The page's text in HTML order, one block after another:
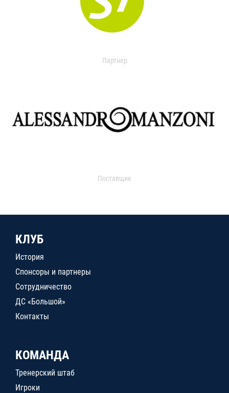
Партнер
Поставщик
КЛУБ
История
Спонсоры и партнеры
Сотрудничество
ДС «Большой»
Контакты
КОМАНДА
Тренерский штаб
Игроки